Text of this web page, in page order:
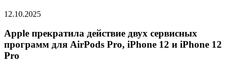
12.10.2025
Apple прекратила действие двух сервисных
программ для AirPods Pro, iPhone 12 и iPhone 12
Pro